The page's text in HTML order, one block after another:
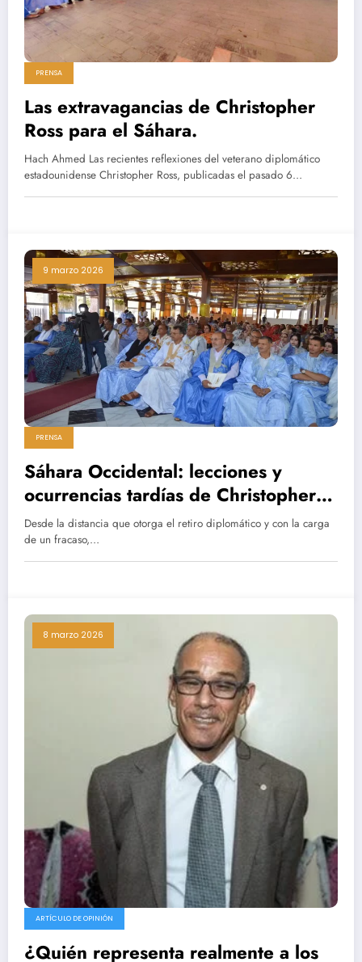
PRENSA
Las extravagancias de Christopher
Ross para el Sáhara.
Hach Ahmed Las recientes reflexiones del veterano diplomático
estadounidense Christopher Ross, publicadas el pasado 6…
9 marzo 2026
PRENSA
Sáhara Occidental: lecciones y
ocurrencias tardías de Christopher
Ross
Desde la distancia que otorga el retiro diplomático y con la carga
de un fracaso,…
8 marzo 2026
ARTÍCULO DE OPINIÓN
¿Quién representa realmente a los